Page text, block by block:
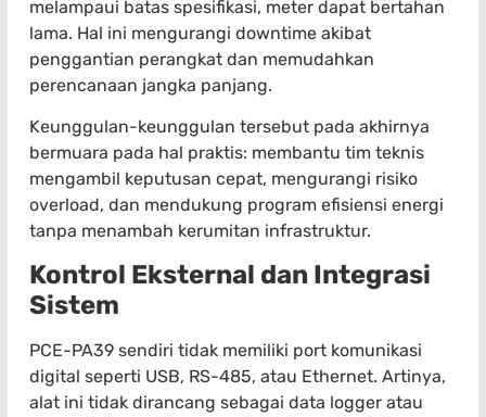
melampaui batas spesifikasi, meter dapat bertahan
lama. Hal ini mengurangi downtime akibat
penggantian perangkat dan memudahkan
perencanaan jangka panjang.
Keunggulan-keunggulan tersebut pada akhirnya
bermuara pada hal praktis: membantu tim teknis
mengambil keputusan cepat, mengurangi risiko
overload, dan mendukung program efisiensi energi
tanpa menambah kerumitan infrastruktur.
Kontrol Eksternal dan Integrasi
Sistem
PCE-PA39 sendiri tidak memiliki port komunikasi
digital seperti USB, RS-485, atau Ethernet. Artinya,
alat ini tidak dirancang sebagai data logger atau